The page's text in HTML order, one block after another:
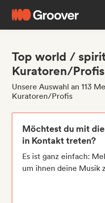
Top world /
Kuratoren/
Unsere Auswahl an 113
Kuratoren/Profis
Möchtest du mit
in Kontakt treten?
Es ist ganz einfach:
um ihnen deine Musik